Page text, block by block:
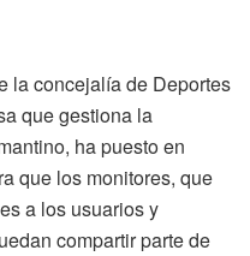
la concejalía de Deportes
que gestiona la
ha puesto en
que los monitores, que
a los usuarios y
compartir parte de